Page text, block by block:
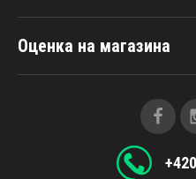
Оценка на магазина